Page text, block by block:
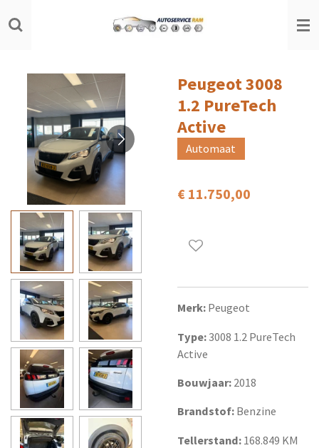
Ga
direct
hoofdinhoud
Peugeot 3008
1.2 PureTech
Active
Automaat
€ 11.750,00
Merk: Peugeot
Type:3008 1.2 PureTech
Active
Bouwjaar: 2018
Brandstof: Benzine
Tellerstand: 168.849 KM